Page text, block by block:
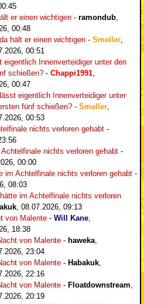
er einen wichtigen - ramondub
00:48
hält er einen wichtigen - Smeller
00:51
eigentlich Innenverteidiger unter den
schießen? - Chappi1991
00:47
eigentlich Innenverteidiger unter
fünf schießen? - Smeller
00:53
nichts verloren gehabt -
nichts verloren gehabt -
00:00
im Achtelfinale nichts verloren gehabt -
08:03
im Achtelfinale nichts verloren
08.07.2026, 09:13
von Malente - Will Kane
18:38
von Malente - haweka
23:04
von Malente - Habakuk
22:16
von Malente - Floatdownstream
20:19